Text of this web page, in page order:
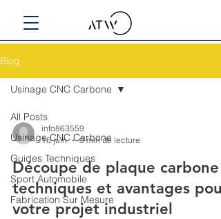
Blog
All Posts
Usinage CNC Carbone
Guides Techniques
Sport Automobile
Fabrication Sur Mesure
Usinage CNC Carbone
info863559
16 juin
0 min de lecture
Découpe de plaque carbone :
techniques et avantages pour
votre projet industriel